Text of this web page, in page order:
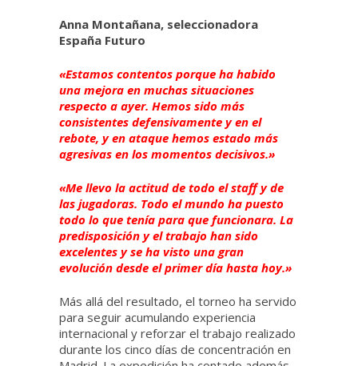
Anna Montañana, seleccionadora
España Futuro
«Estamos contentos porque ha habido
una mejora en muchas situaciones
respecto a ayer. Hemos sido más
consistentes defensivamente y en el
rebote, y en ataque hemos estado más
agresivas en los momentos decisivos.»
«Me llevo la actitud de todo el staff y de
las jugadoras. Todo el mundo ha puesto
todo lo que tenía para que funcionara. La
predisposición y el trabajo han sido
excelentes y se ha visto una gran
evolución desde el primer día hasta hoy.»
Más allá del resultado, el torneo ha servido
para seguir acumulando experiencia
internacional y reforzar el trabajo realizado
durante los cinco días de concentración en